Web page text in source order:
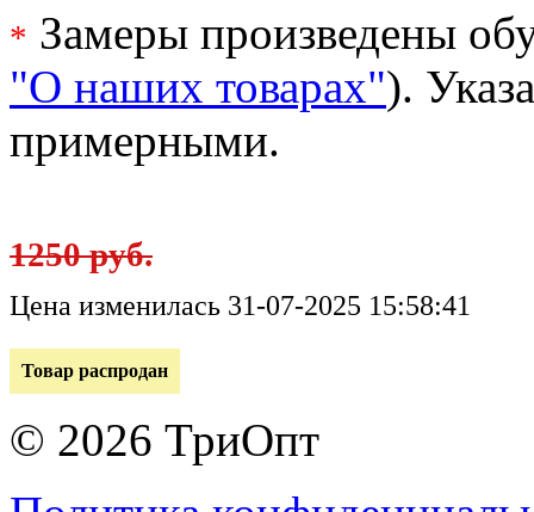
* Замеры произведены
"О наших товарах").
примерными.
1250 руб.
Цена изменилась 31-07-2025 15:58:41
Товар распродан
© 2026 ТриОпт